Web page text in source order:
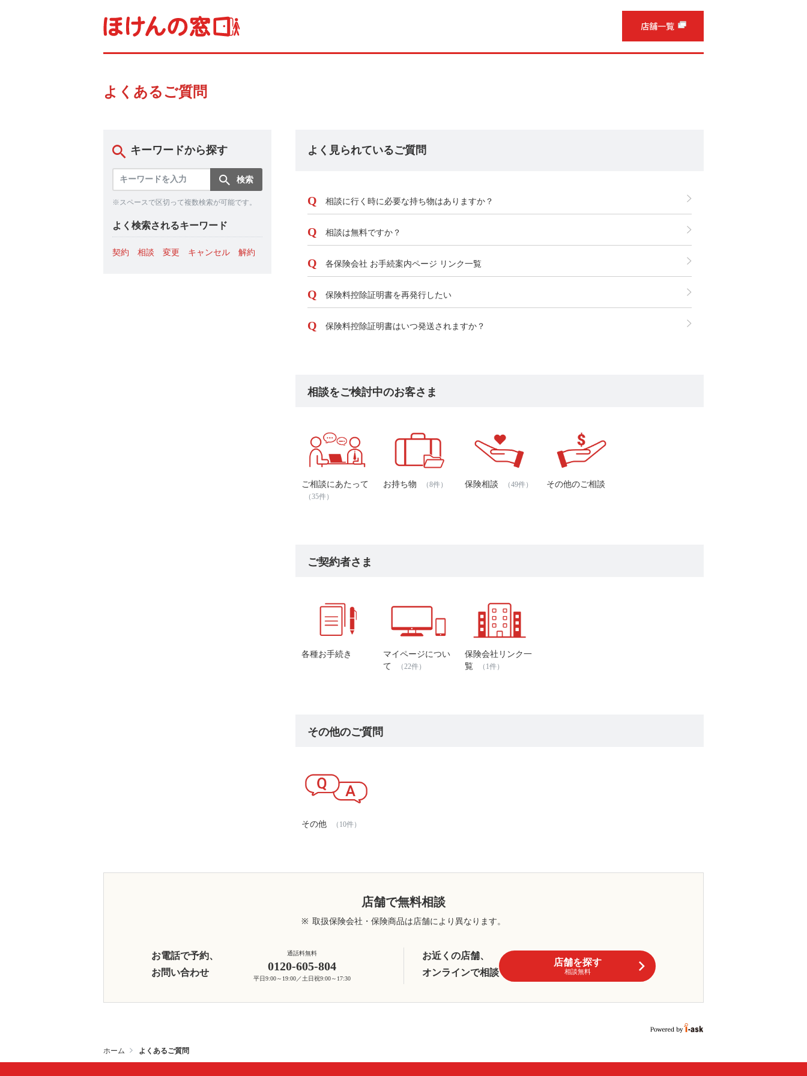
よくあるご質問
キーワードから探す
※スペースで区切って複数検索が可能です。
よく検索されるキーワード
契約 相談 変更 キャンセル 解約
よく見られているご質問
相談に行く時に必要な持ち物はありますか？
相談は無料ですか？
各保険会社 お手続案内ページ リンク一覧
保険料控除証明書を再発行したい
保険料控除証明書はいつ発送されますか？
相談をご検討中のお客さま
ご相談にあたって
（35件）
お持ち物 （8件） 保険相談 （49件） その他のご相談
ご契約者さま
各種お手続き
マイページについ
て
（22件）
保険会社リンク一
覧
（1件）
その他のご質問
その他 （10件）
店舗で無料相談
※ 取扱保険会社・保険商品は店舗により異なります。
お電話で予約、
お問い合わせ
通話料無料
0120-605-804
平日9:00～19:00／土日祝9:00～17:30
お近くの店舗、
オンラインで相談
店舗を探す
相談無料
ホーム よくあるご質問